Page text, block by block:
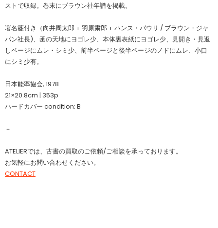
ストで収録。巻末にブラウン社年譜を掲載。
署名箋付き（向井周太郎 + 羽原粛郎 + ハンス・パウリ / ブラウン・ジャ
パン社長)、函の天地にヨゴレ少、本体裏表紙にヨゴレ少、見開き・見返
しページにムレ・シミ少、前半ページと後半ページのノドにムレ、小口
にシミ少有。
日本能率協会, 1978
21×20.8cm | 353p
ハードカバー condition: B
－
ATELIERでは、古書の買取のご依頼/ご相談を承っております。
お気軽にお問い合わせください。
CONTACT